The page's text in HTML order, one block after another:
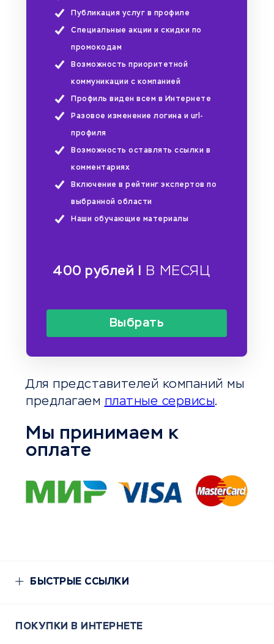
Публикация услуг в профиле
Специальные акции и скидки по
промокодам
Возможность приоритетной
коммуникации с компанией
Профиль виден всем в Интернете
Разовое изменение логина и url-
профиля
Возможность оставлять ссылки в
комментариях
Включение в рейтинг экспертов по
выбранной области
Наши обучающие материалы
400 рублей | В МЕСЯЦ
Выбрать
Для представителей компаний мы
предлагаем платные сервисы.
Мы принимаем к
оплате
БЫСТРЫЕ ССЫЛКИ
ПОКУПКИ В ИНТЕРНЕТЕ